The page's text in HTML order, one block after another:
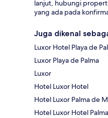
lanjut, hubungi
yang ada pada
Juga dikenal
Luxor Hotel Playa de
Luxor Playa de Palma
Luxor
Hotel Luxor Hotel
Hotel Luxor Palma de
Hotel Luxor Hotel